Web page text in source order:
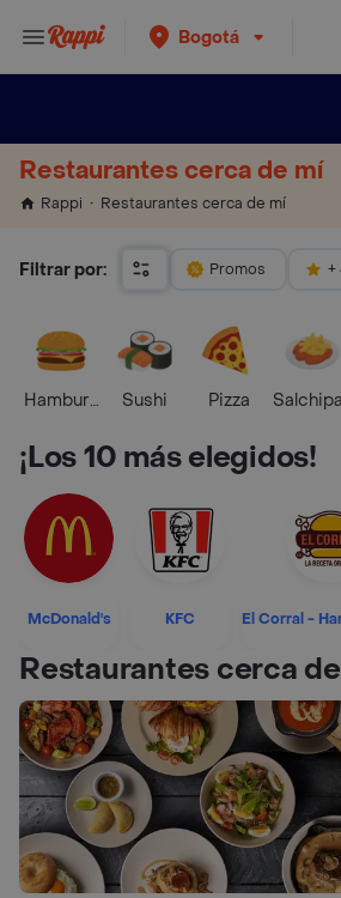
Bogotá
Restaurantes cerca de mí
Rappi Restaurantes cerca de mí
Filtrar por: Promos +
HamburguesaSushi Pizza
¡Los 10 más elegidos!
McDonald's KFC El Corral -
Restaurantes cerca